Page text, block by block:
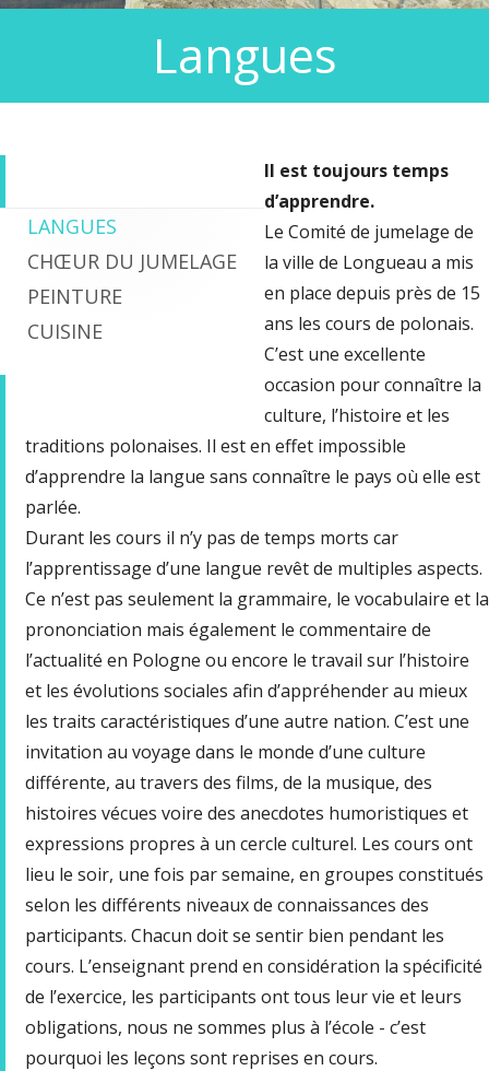
Langues
Colonne
principale
LANGUES
CHŒUR DU JUMELAGE
PEINTURE
CUISINE
Il est toujours temps
d’apprendre.
Le Comité de jumelage de
la ville de Longueau a mis
en place depuis près de 15
ans les cours de polonais.
C’est une excellente
occasion pour connaître la
culture, l’histoire et les
traditions polonaises. Il est en effet impossible
d’apprendre la langue sans connaître le pays où elle est
parlée.
Durant les cours il n’y pas de temps morts car
l’apprentissage d’une langue revêt de multiples aspects.
Ce n’est pas seulement la grammaire, le vocabulaire et la
prononciation mais également le commentaire de
l’actualité en Pologne ou encore le travail sur l’histoire
et les évolutions sociales afin d’appréhender au mieux
les traits caractéristiques d’une autre nation. C’est une
invitation au voyage dans le monde d’une culture
différente, au travers des films, de la musique, des
histoires vécues voire des anecdotes humoristiques et
expressions propres à un cercle culturel. Les cours ont
lieu le soir, une fois par semaine, en groupes constitués
selon les différents niveaux de connaissances des
participants. Chacun doit se sentir bien pendant les
cours. L’enseignant prend en considération la spécificité
de l’exercice, les participants ont tous leur vie et leurs
obligations, nous ne sommes plus à l’école - c’est
pourquoi les leçons sont reprises en cours.